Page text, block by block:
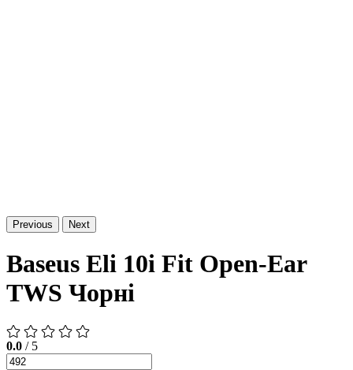
Previous Next
Baseus Eli 10i Fit Open-Ear
TWS Чорні
0.0 / 5